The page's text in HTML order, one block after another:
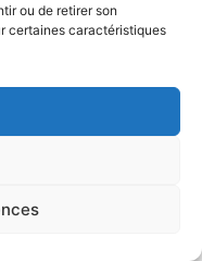
ou de retirer son
certaines caractéristiques